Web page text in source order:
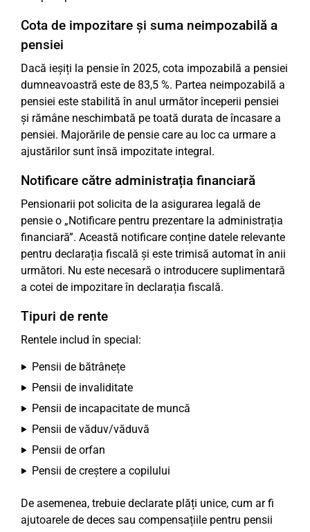
Cota de impozitare și suma neimpozabilă a
pensiei
Dacă ieșiți la pensie în 2025, cota impozabilă a pensiei
dumneavoastră este de 83,5 %. Partea neimpozabilă a
pensiei este stabilită în anul următor începerii pensiei
și rămâne neschimbată pe toată durata de încasare a
pensiei. Majorările de pensie care au loc ca urmare a
ajustărilor sunt însă impozitate integral.
Notificare către administrația financiară
Pensionarii pot solicita de la asigurarea legală de
pensie o „Notificare pentru prezentare la administrația
financiară”. Această notificare conține datele relevante
pentru declarația fiscală și este trimisă automat în anii
următori. Nu este necesară o introducere suplimentară
a cotei de impozitare în declarația fiscală.
Tipuri de rente
Rentele includ în special:
Pensii de bătrânețe
Pensii de invaliditate
Pensii de incapacitate de muncă
Pensii de văduv/văduvă
Pensii de orfan
Pensii de creștere a copilului
De asemenea, trebuie declarate plăți unice, cum ar fi
ajutoarele de deces sau compensațiile pentru pensii